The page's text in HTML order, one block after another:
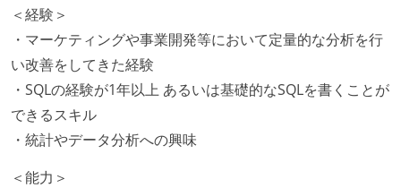
＜経験＞
・マーケティングや事業開発等において定量的な分析を行
い改善をしてきた経験
・SQLの経験が1年以上 あるいは基礎的なSQLを書くことが
できるスキル
・統計やデータ分析への興味
＜能力＞